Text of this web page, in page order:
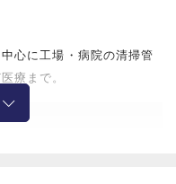
心に工場・病院の清掃管
療まで。